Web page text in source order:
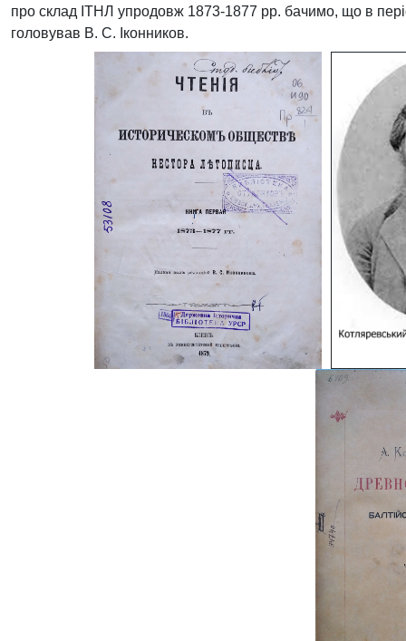
про склад ІТНЛ упродовж 1873-1877 рр. бачимо, що в
головував В. С. Іконников.